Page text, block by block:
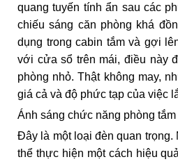
quang tuyến tính ẩn sau các
chiếu sáng căn phòng khá
dụng trong cabin tắm và gợi
với cửa sổ trên mái, điều này
phòng nhỏ. Thật không may,
giá cả và độ phức tạp của việc
Ánh sáng chức năng phòng tắm
Đây là một loại đèn quan trọng.
thể thực hiện một cách hiệu